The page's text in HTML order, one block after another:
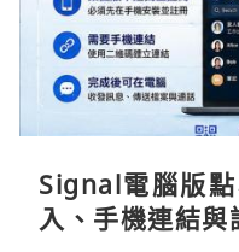
Signal電腦版
入、手機連結